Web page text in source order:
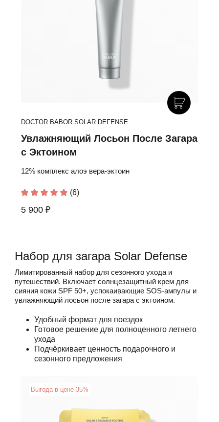
DOCTOR BABOR SOLAR DEFENSE
Увлажняющий Лосьон После Загара
с Эктоином
12% комплекс алоэ вера-эктоин
(6)
5 900 ₽
Набор для загара Solar Defense
Лимитированный набор для сезонного ухода и
путешествий. Включает солнцезащитный крем для
сияния кожи SPF 50+, успокаивающие SOS-ампулы и
увлажняющий лосьон после загара с эктоином.
Удобный формат для поездок
Готовое решение для полноценного летнего
ухода
Подчёркивает ценность подарочного и
сезонного предложения
Выгода в цене 35%